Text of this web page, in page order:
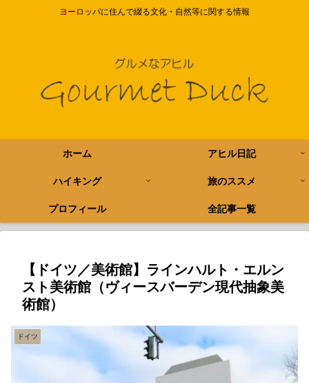
ヨーロッパに住んで綴る文化・自然等に関する情報
ホーム アヒル日記
ハイキング 旅のススメ
プロフィール 全記事一覧
【ドイツ／美術館】ラインハルト・エルン
スト美術館（ヴィースバーデン現代抽象美
術館）
ドイツ